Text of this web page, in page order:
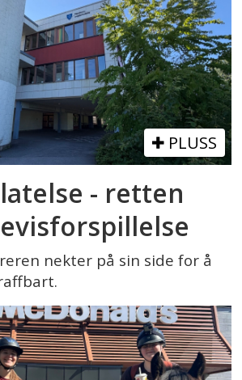
PLUSS
- retten
nekter på sin side for å